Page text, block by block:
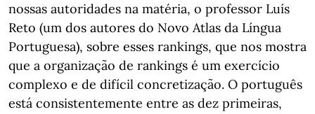
nossas autoridades na matéria, o professor Luís
Reto (um dos autores do Novo Atlas da Língua
Portuguesa), sobre esses rankings, que nos mostra
que a organização de rankings é um exercício
complexo e de difícil concretização. O português
está consistentemente entre as dez primeiras,